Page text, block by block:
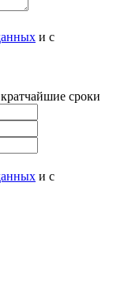
и с
сроки
и с